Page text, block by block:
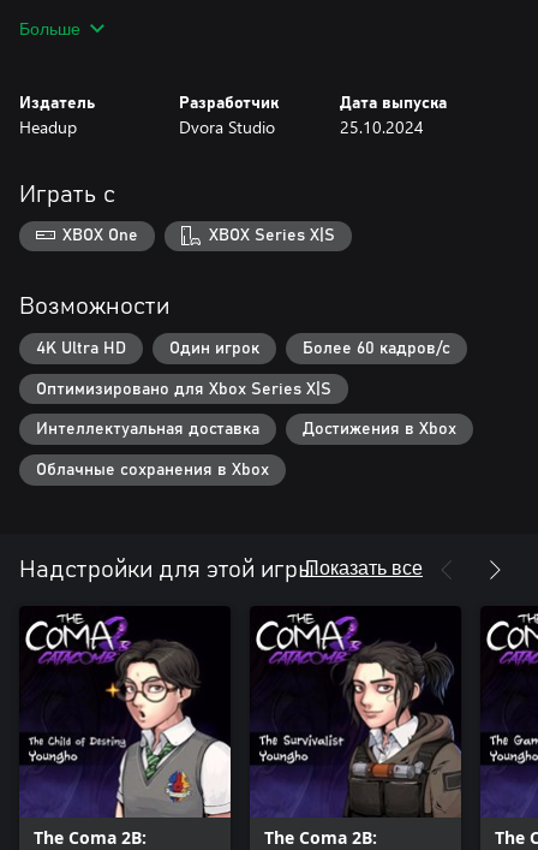
Погрузитесь в искривленную реальность района Сехва,
безжалостным маньяком.
к исследованию и необходимостью выжить?
Возможности
• Скрывайтесь от постоянного преследования, угрожающего
• Обменивайте товары на рынке Токкэби, чтобы подготовиться к
• Исследуйте жуткий район Сехва и раскройте его страшные
секреты.
• Собирайте ресурсы, чтобы пережить смертельные вызовы и
испытания.
• Разблокируйте инструменты и улучшения, чтобы открывать
новые районы.
• Прячьтесь, чтобы избежать верной смерти, если вас обнаружат.
Больше
Издатель
Headup
Разработчик
Dvora Studio
Дата выпуска
25.10.2024
Играть с
XBOX One XBOX Series X|S
Возможности
4K Ultra HD Один игрок Более 60 кадров/с
Оптимизировано для Xbox Series X|S
Интеллектуальная доставка Достижения в Xbox
Облачные сохранения в Xbox
Надстройки для этой игрыПоказать все
The Coma 2B:
The Coma 2B:
The